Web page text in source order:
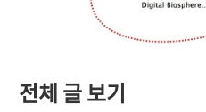
전체 글 보기